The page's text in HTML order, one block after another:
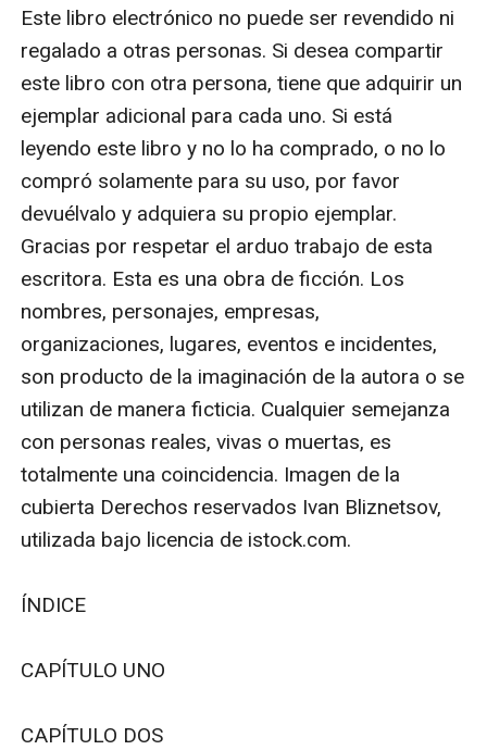
Este libro electrónico no puede ser revendido ni
regalado a otras personas. Si desea compartir
este libro con otra persona, tiene que adquirir un
ejemplar adicional para cada uno. Si está
leyendo este libro y no lo ha comprado, o no lo
compró solamente para su uso, por favor
devuélvalo y adquiera su propio ejemplar.
Gracias por respetar el arduo trabajo de esta
escritora. Esta es una obra de ficción. Los
nombres, personajes, empresas,
organizaciones, lugares, eventos e incidentes,
son producto de la imaginación de la autora o se
utilizan de manera ficticia. Cualquier semejanza
con personas reales, vivas o muertas, es
totalmente una coincidencia. Imagen de la
cubierta Derechos reservados Ivan Bliznetsov,
utilizada bajo licencia de istock.com.
ÍNDICE
CAPÍTULO UNO
CAPÍTULO DOS